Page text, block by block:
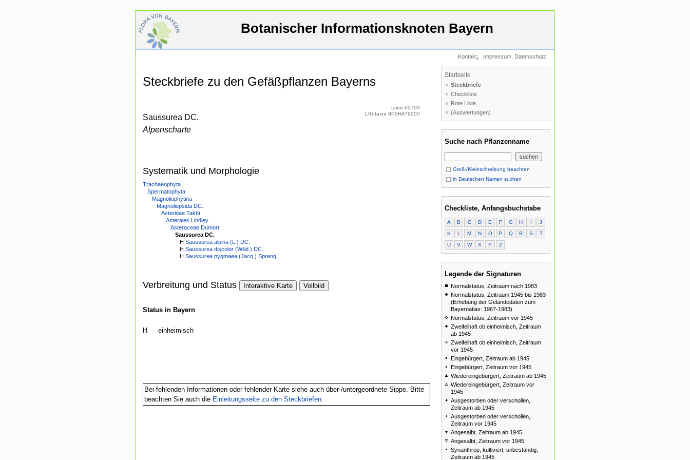
Botanischer Informationsknoten Bayern
Kontakt, Impressum, Datenschutz
Steckbriefe zu den Gefäßpflanzen Bayerns
Saussurea DC.
Alpenscharte
taxnr 60799
LfU-taxnr 9P0H479000
Systematik und Morphologie
Trachaeophyta
Spermatophyta
Magnoliophytina
Magnoliopsida DC.
Asteridae Takht.
Asterales Lindley
Asteraceae Dumort.
Saussurea DC.
H Saussurea alpina (L.) DC.
H Saussurea discolor (Willd.) DC.
H Saussurea pygmaea (Jacq.) Spreng.
Verbreitung und Status Interaktive Karte Vollbild
Status in Bayern
H einheimisch
Bei fehlenden Informationen oder fehlender Karte siehe auch über-/untergeordnete Sippe. Bitte
beachten Sie auch die Einleitungsseite zu den Steckbriefen.
Startseite
Steckbriefe
Checkliste
Rote Liste
(Auswertungen)
Suche nach Pflanzenname
Groß-/Kleinschreibung beachten
in Deutschen Namen suchen
Checkliste, Anfangsbuchstabe
A B C D E F G H I
J
K
L M N O P Q R S
T
U
V W X Y Z
Legende der Signaturen
Normalstatus, Zeitraum nach 1983
Normalstatus, Zeitraum 1945 bis 1983
(Erhebung der Geländedaten zum
Bayernatlas: 1967-1983)
Normalstatus, Zeitraum vor 1945
Zweifelhaft ob einheimisch, Zeitraum
ab 1945
Zweifelhaft ob einheimisch, Zeitraum
vor 1945
Eingebürgert, Zeitraum ab 1945
Eingebürgert, Zeitraum vor 1945
Wiedereingebürgert, Zeitraum ab 1945
Wiedereingebürgert, Zeitraum vor
1945
Ausgestorben oder verschollen,
Zeitraum ab 1945
Ausgestorben oder verschollen,
Zeitraum vor 1945
Angesalbt, Zeitraum ab 1945
Angesalbt, Zeitraum vor 1945
Synanthrop, kultiviert, unbeständig,
Zeitraum ab 1945